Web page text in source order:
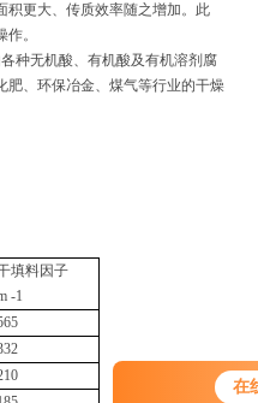
在
积更大、传质效率随之增加。此
。
种无机酸、有机酸及有机溶剂腐
肥、环保冶金、煤气等行业的干燥
填料因子
-1